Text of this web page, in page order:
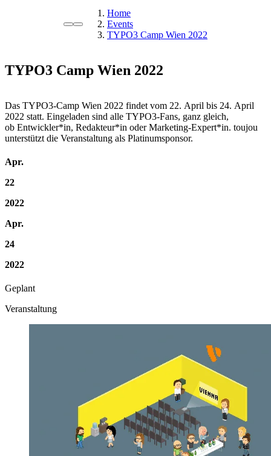
Home
Events
TYPO3 Camp Wien 2022
TYPO3 Camp Wien 2022
Das TYPO3-Camp Wien 2022 findet vom 22. April bis 24. April
2022 statt. Eingeladen sind alle TYPO3-Fans, ganz gleich,
ob Entwickler*in, Redakteur*in oder Marketing-Expert*in. toujou
unterstützt die Veranstaltung als Platinumsponsor.
Apr.
22
2022
Apr.
24
2022
Geplant
Veranstaltung